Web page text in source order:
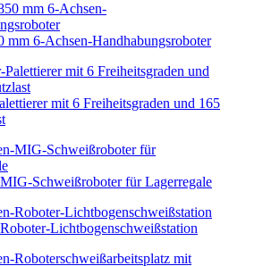
mm 6-Achsen-Handhabungsroboter
mit 6 Freiheitsgraden und 165
Schweißroboter für Lagerregale
Lichtbogenschweißstation